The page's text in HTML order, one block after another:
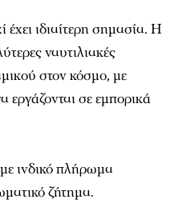
ιδιαίτερη σημασία. Η
ναυτιλιακές
στον κόσμο, με
εργάζονται σε εμπορικά
ινδικό πλήρωμα
ζήτημα.